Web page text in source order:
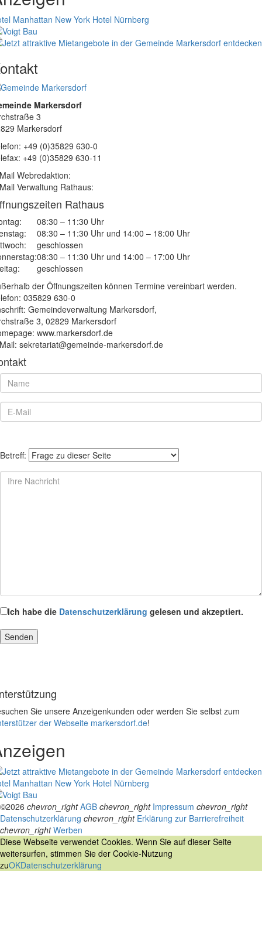
Manhattan New York Hotel Nürnberg
Markersdorf
3
Markersdorf
+49 (0)35829 630-0
+49 (0)35829 630-11
Webredaktion:
Verwaltung Rathaus:
Rathaus
08:30 – 11:30 Uhr
08:30 – 11:30 Uhr und 14:00 – 18:00 Uhr
geschlossen
08:30 – 11:30 Uhr und 14:00 – 17:00 Uhr
geschlossen
der Öffnungszeiten können Termine vereinbart werden.
035829 630-0
Gemeindeverwaltung Markersdorf,
3, 02829 Markersdorf
www.markersdorf.de
sekretariat@gemeinde-markersdorf.de
Betreff:
Ich habe die Datenschutzerklärung gelesen und akzeptiert.
Sie unsere Anzeigenkunden oder werden Sie selbst zum
der Webseite markersdorf.de!
Manhattan New York Hotel Nürnberg
©2026 chevron_right AGB chevron_right Impressum chevron_right
Datenschutzerklärung chevron_right Erklärung zur Barrierefreiheit
chevron_right Werben
Diese Webseite verwendet Cookies. Wenn Sie auf dieser Seite
weitersurfen, stimmen Sie der Cookie-Nutzung
zuOKDatenschutzerklärung